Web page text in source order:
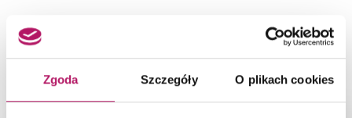
Zgoda Szczegóły O plikach cookies
NASZE PROPOZYCJE ZAMIAST
PRODUKTU TUBĄDZIN COLOUR
BLACK&RED 1A